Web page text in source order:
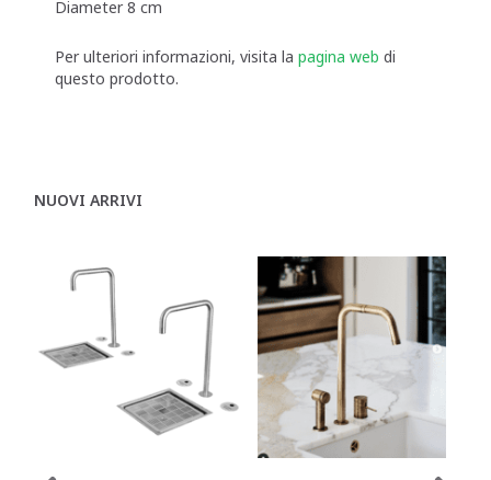
Diameter 8 cm
Per ulteriori informazioni, visita la pagina web di
questo prodotto.
NUOVI ARRIVI